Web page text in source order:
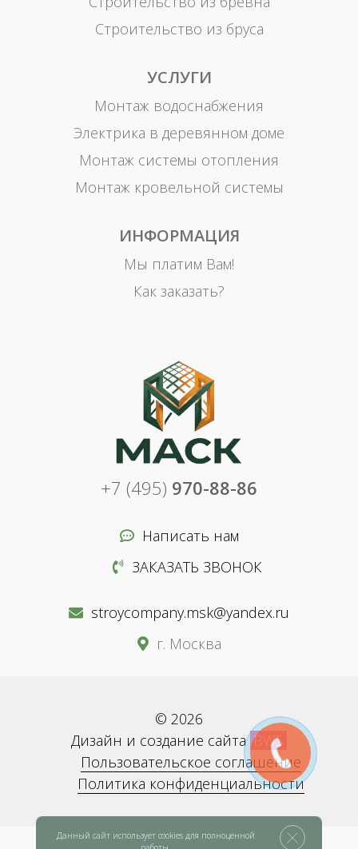
Строительство из бруса
УСЛУГИ
Монтаж водоснабжения
Электрика в деревянном доме
Монтаж системы отопления
Монтаж кровельной системы
ИНФОРМАЦИЯ
Мы платим Вам!
Как заказать?
+7 (495) 970-88-86
Написать нам
ЗАКАЗАТЬ ЗВОНОК
stroycompany.msk@yandex.ru
г. Москва
© 2026
Дизайн и создание сайтаBWS
Пользовательское соглашение
Политика конфиденциальности
Данный сайт использует cookies для полноценной